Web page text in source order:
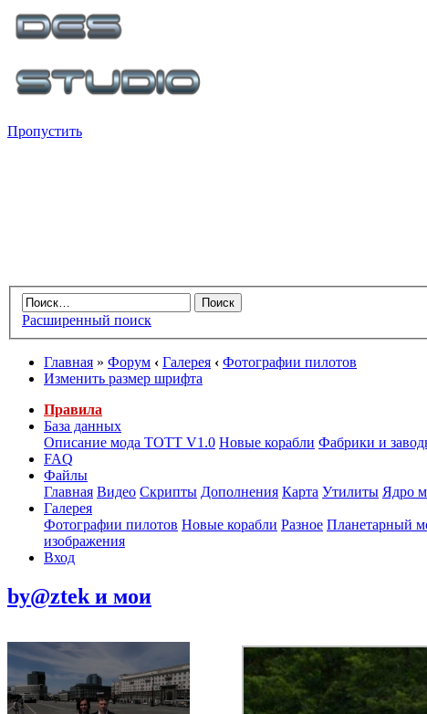
Пропустить
Расширенный поиск
Главная » Форум ‹ Галерея ‹ Фотографии пилотов
Изменить размер шрифта
Правила
База данных
Описание мода ТОТТ V1.0 Новые корабли Фабрики и
FAQ
Файлы
Главная Видео Скрипты Дополнения Карта Утилиты Ядро
Галерея
Фотографии пилотов Новые корабли Разное Планетарный
изображения
Вход
by@ztek и мои